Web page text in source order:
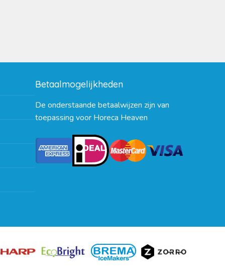
Betaalmogelijkheden
De onderstaande betaalwijzen zijn van
toepassing voor Horeca Heaven